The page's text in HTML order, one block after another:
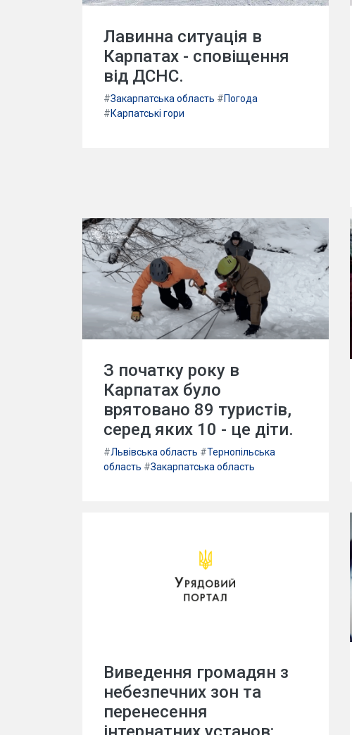
Лавинна ситуація в
Карпатах - сповіщення
від ДСНС.
#Закарпатська область #Погода
#Карпатські гори
З початку року в
Карпатах було
врятовано 89 туристів,
серед яких 10 - це діти.
#Львівська область #Тернопільська
область #Закарпатська область
Виведення громадян з
небезпечних зон та
перенесення